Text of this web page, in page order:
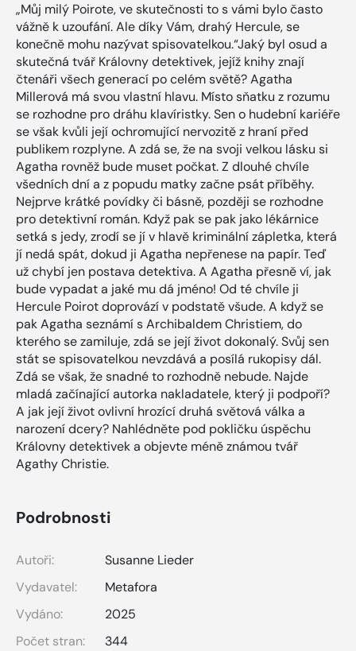
„Můj milý Poirote, ve skutečnosti to s vámi bylo často
vážně k uzoufání. Ale díky Vám, drahý Hercule, se
konečně mohu nazývat spisovatelkou.“Jaký byl osud a
skutečná tvář Královny detektivek, jejíž knihy znají
čtenáři všech generací po celém světě? Agatha
Millerová má svou vlastní hlavu. Místo sňatku z rozumu
se rozhodne pro dráhu klavíristky. Sen o hudební kariéře
se však kvůli její ochromující nervozitě z hraní před
publikem rozplyne. A zdá se, že na svoji velkou lásku si
Agatha rovněž bude muset počkat. Z dlouhé chvíle
všedních dní a z popudu matky začne psát příběhy.
Nejprve krátké povídky či básně, později se rozhodne
pro detektivní román. Když pak se pak jako lékárnice
setká s jedy, zrodí se jí v hlavě kriminální zápletka, která
jí nedá spát, dokud ji Agatha nepřenese na papír. Teď
už chybí jen postava detektiva. A Agatha přesně ví, jak
bude vypadat a jaké mu dá jméno! Od té chvíle ji
Hercule Poirot doprovází v podstatě všude. A když se
pak Agatha seznámí s Archibaldem Christiem, do
kterého se zamiluje, zdá se její život dokonalý. Svůj sen
stát se spisovatelkou nevzdává a posílá rukopisy dál.
Zdá se však, že snadné to rozhodně nebude. Najde
mladá začínající autorka nakladatele, který ji podpoří?
A jak její život ovlivní hrozící druhá světová válka a
narození dcery? Nahlédněte pod pokličku úspěchu
Královny detektivek a objevte méně známou tvář
Agathy Christie.
Podrobnosti
Autoři:
Susanne Lieder
Vydavatel:
Metafora
Vydáno:
2025
Počet stran:
344